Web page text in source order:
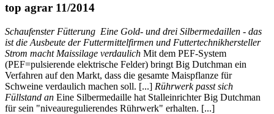
top agrar 11/2014
Schaufenster Fütterung Eine Gold- und drei Silbermedaillen - das
ist die Ausbeute der Futtermittelfirmen und Futtertechnikhersteller
Strom macht Maissilage verdaulich Mit dem PEF-System
(PEF=pulsierende elektrische Felder) bringt Big Dutchman ein
Verfahren auf den Markt, dass die gesamte Maispflanze für
Schweine verdaulich machen soll. [...] Rührwerk passt sich
Füllstand an Eine Silbermedaille hat Stalleinrichter Big Dutchman
für sein "niveauregulierendes Rührwerk" erhalten. [...]